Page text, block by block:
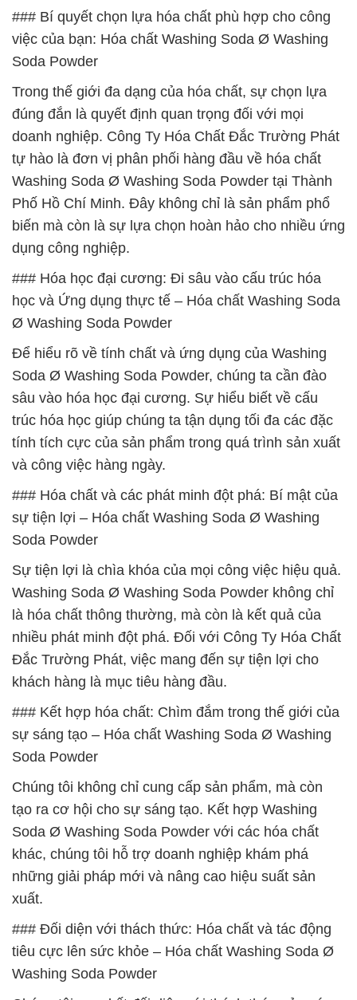
### Bí quyết chọn lựa hóa chất phù hợp cho công
việc của bạn: Hóa chất Washing Soda Ø Washing
Soda Powder
Trong thế giới đa dạng của hóa chất, sự chọn lựa
đúng đắn là quyết định quan trọng đối với mọi
doanh nghiệp. Công Ty Hóa Chất Đắc Trường Phát
tự hào là đơn vị phân phối hàng đầu về hóa chất
Washing Soda Ø Washing Soda Powder tại Thành
Phố Hồ Chí Minh. Đây không chỉ là sản phẩm phổ
biến mà còn là sự lựa chọn hoàn hảo cho nhiều ứng
dụng công nghiệp.
### Hóa học đại cương: Đi sâu vào cấu trúc hóa
học và Ứng dụng thực tế – Hóa chất Washing Soda
Ø Washing Soda Powder
Để hiểu rõ về tính chất và ứng dụng của Washing
Soda Ø Washing Soda Powder, chúng ta cần đào
sâu vào hóa học đại cương. Sự hiểu biết về cấu
trúc hóa học giúp chúng ta tận dụng tối đa các đặc
tính tích cực của sản phẩm trong quá trình sản xuất
và công việc hàng ngày.
### Hóa chất và các phát minh đột phá: Bí mật của
sự tiện lợi – Hóa chất Washing Soda Ø Washing
Soda Powder
Sự tiện lợi là chìa khóa của mọi công việc hiệu quả.
Washing Soda Ø Washing Soda Powder không chỉ
là hóa chất thông thường, mà còn là kết quả của
nhiều phát minh đột phá. Đối với Công Ty Hóa Chất
Đắc Trường Phát, việc mang đến sự tiện lợi cho
khách hàng là mục tiêu hàng đầu.
### Kết hợp hóa chất: Chìm đắm trong thế giới của
sự sáng tạo – Hóa chất Washing Soda Ø Washing
Soda Powder
Chúng tôi không chỉ cung cấp sản phẩm, mà còn
tạo ra cơ hội cho sự sáng tạo. Kết hợp Washing
Soda Ø Washing Soda Powder với các hóa chất
khác, chúng tôi hỗ trợ doanh nghiệp khám phá
những giải pháp mới và nâng cao hiệu suất sản
xuất.
### Đối diện với thách thức: Hóa chất và tác động
tiêu cực lên sức khỏe – Hóa chất Washing Soda Ø
Washing Soda Powder